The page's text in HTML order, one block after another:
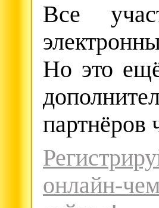
Все
Но это
партнёров
онлайн-